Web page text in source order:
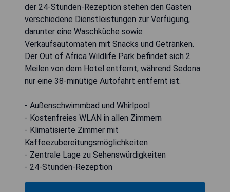
der 24-Stunden-Rezeption stehen den Gästen
verschiedene Dienstleistungen zur Verfügung,
darunter eine Waschküche sowie
Verkaufsautomaten mit Snacks und Getränken.
Der Out of Africa Wildlife Park befindet sich 2
Meilen von dem Hotel entfernt, während Sedona
nur eine 38-minütige Autofahrt entfernt ist.
- Außenschwimmbad und Whirlpool
- Kostenfreies WLAN in allen Zimmern
- Klimatisierte Zimmer mit
Kaffeezubereitungsmöglichkeiten
- Zentrale Lage zu Sehenswürdigkeiten
- 24-Stunden-Rezeption